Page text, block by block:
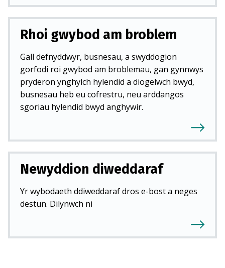
Rhoi gwybod am broblem
Gall defnyddwyr, busnesau, a swyddogion
gorfodi roi gwybod am broblemau, gan gynnwys
pryderon ynghylch hylendid a diogelwch bwyd,
busnesau heb eu cofrestru, neu arddangos
sgoriau hylendid bwyd anghywir.
Newyddion diweddaraf
Yr wybodaeth ddiweddaraf dros e-bost a neges
destun. Dilynwch ni